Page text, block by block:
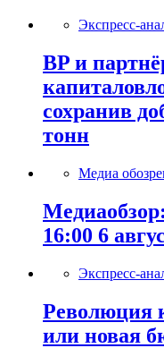
Экспресс-
BP и
сохранив
тонн
Медиа
16:00 6
Экспресс-
Революция
или новая